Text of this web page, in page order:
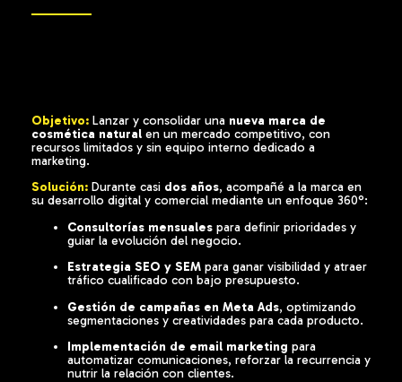
Objetivo: Lanzar y consolidar una nueva marca de
cosmética natural en un mercado competitivo, con
recursos limitados y sin equipo interno dedicado a
marketing.
Solución: Durante casi dos años, acompañé a la marca en
su desarrollo digital y comercial mediante un enfoque 360°:
Consultorías mensuales para definir prioridades y
guiar la evolución del negocio.
Estrategia SEO y SEM para ganar visibilidad y atraer
tráfico cualificado con bajo presupuesto.
Gestión de campañas en Meta Ads, optimizando
segmentaciones y creatividades para cada producto.
Implementación de email marketing para
automatizar comunicaciones, reforzar la recurrencia y
nutrir la relación con clientes.